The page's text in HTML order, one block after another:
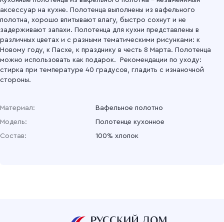
аксессуар на кухне. Полотенца выполнены из вафельного
полотна, хорошо впитывают влагу, быстро сохнут и не
задерживают запахи. Полотенца для кухни представлены в
различных цветах и с разными тематическими рисунками: к
Новому году, к Пасхе, к празднику в честь 8 Марта. Полотенца
можно использовать как подарок. Рекомендации по уходу:
стирка при температуре 40 градусов, гладить с изнаночной
стороны.
Материал:
Вафельное полотно
Модель:
Полотенце кухонное
Состав:
100% хлопок